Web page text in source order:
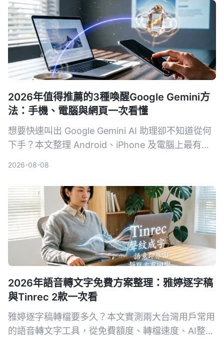
2026年值得推薦的3種喚醒Google Gemini方
法：手機、電腦與網頁一次看懂
想要快速叫出 Google Gemini AI 助理卻不知道從何
下手？本文整理 Android、iPhone 及電腦上最有效
2026-08-08
2026年語音轉文字免費方案整理：雅婷逐字稿
與Tinrec 2款一次看
雅婷逐字稿轉檔要多久？本文實測兩大台灣用戶常用
的語音轉文字工具，從免費額度、轉檔速度、AI整理